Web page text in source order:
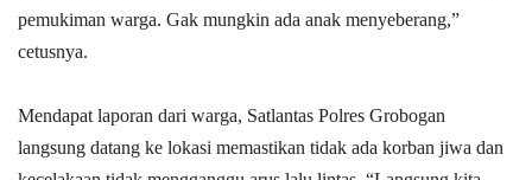
pemukiman warga. Gak mungkin ada anak menyeberang,”
cetusnya.
Mendapat laporan dari warga, Satlantas Polres Grobogan
langsung datang ke lokasi memastikan tidak ada korban jiwa dan